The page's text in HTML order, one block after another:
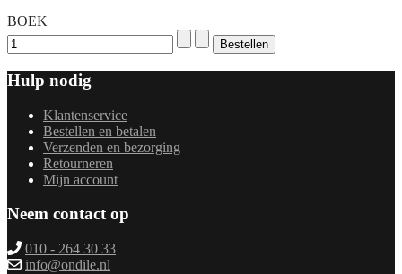
BOEK
Hulp nodig
Klantenservice
Bestellen en betalen
Verzenden en bezorging
Retourneren
Mijn account
Neem contact op
010 - 264 30 33
info@ondile.nl